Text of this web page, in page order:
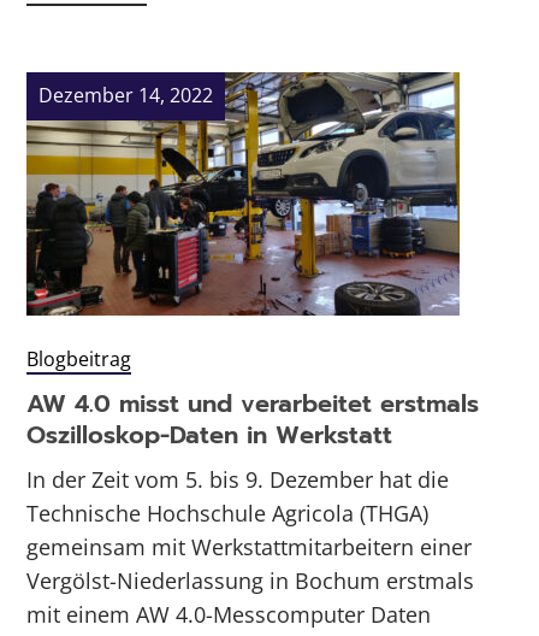
Dezember 14, 2022
Blogbeitrag
AW 4.0 misst und verarbeitet erstmals
Oszilloskop-Daten in Werkstatt
In der Zeit vom 5. bis 9. Dezember hat die
Technische Hochschule Agricola (THGA)
gemeinsam mit Werkstattmitarbeitern einer
Vergölst-Niederlassung in Bochum erstmals
mit einem AW 4.0-Messcomputer Daten